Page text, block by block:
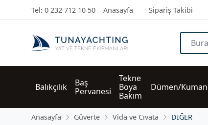
Tel: 0 232 712 10 50 Anasayfa Sipariş Takibi
Balıkçılık
Baş
Pervanesi
Tekne
Boya
Bakım
Dümen/
Anasayfa Güverte Vida ve Cıvata DİĞER